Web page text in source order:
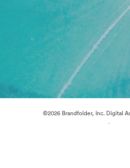
©2026 Brandfolder, Inc. Digital
·